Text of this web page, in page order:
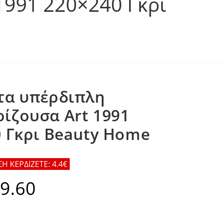
υπέρδιπλη
Art 1991
Γκρι Beauty Home
ΚΕΡΔΙΖΕΤΕ: 4.4€